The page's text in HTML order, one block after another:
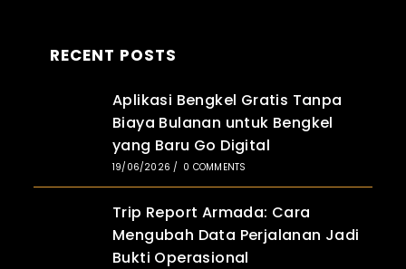
RECENT POSTS
Aplikasi Bengkel Gratis Tanpa
Biaya Bulanan untuk Bengkel
yang Baru Go Digital
19/06/2026 / 0 COMMENTS
Trip Report Armada: Cara
Mengubah Data Perjalanan Jadi
Bukti Operasional